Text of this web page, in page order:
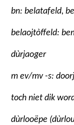
bn: belatafeld,
belaojtòffeld:
dùrjaoger
m ev/mv -s:
toch niet dik
dùrlooëpe